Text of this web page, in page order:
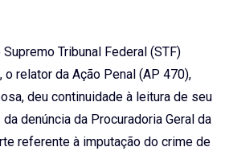
Tribunal Federal (STF)
relator da Ação Penal (AP 470),
deu continuidade à leitura de seu
denúncia da Procuradoria Geral da
referente à imputação do crime de